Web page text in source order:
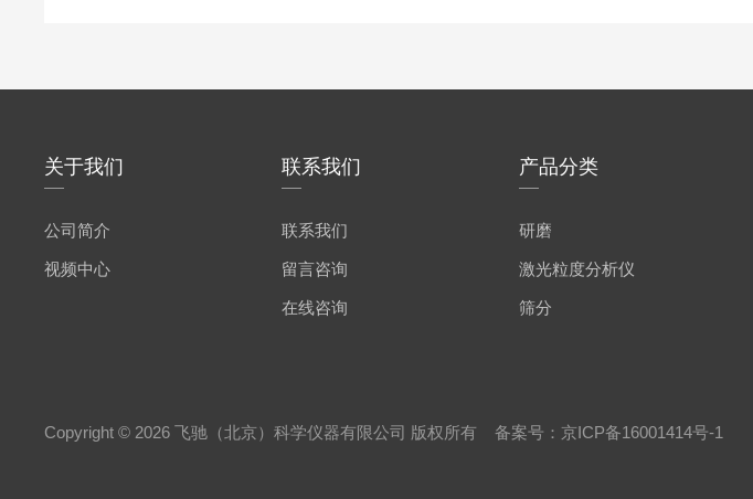
关于我们
公司简介
视频中心
联系我们
联系我们
留言咨询
在线咨询
产品分类
研磨
激光粒度分析仪
筛分
Copyright © 2026 飞驰（北京）科学仪器有限公司 版权所有 备案号： 京ICP备16001414号-1